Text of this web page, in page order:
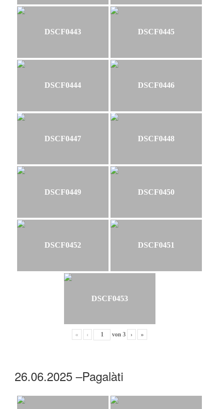
DSCF0443 DSCF0445
DSCF0444 DSCF0446
DSCF0447 DSCF0448
DSCF0449 DSCF0450
DSCF0452 DSCF0451
DSCF0453
« ‹ von 3 › »
26.06.2025 –Pagalàti